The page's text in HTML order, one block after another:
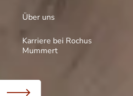
Über uns
Karriere bei Rochus
Mummert